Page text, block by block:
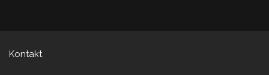
Kontakt